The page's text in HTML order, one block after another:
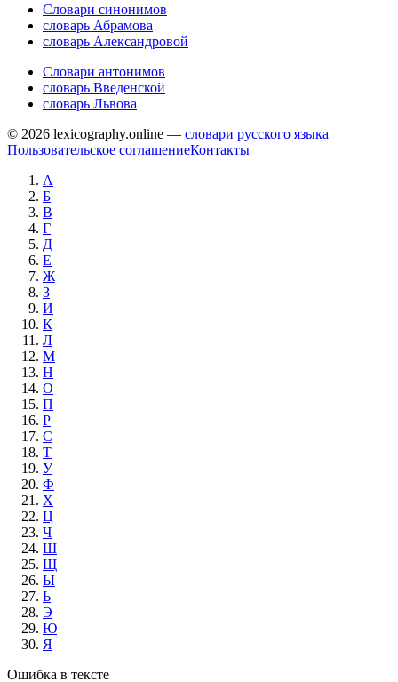
Словари синонимов
словарь Абрамова
словарь Александровой
Словари антонимов
словарь Введенской
словарь Львова
© 2026 lexicography.online — словари русского языка
Пользовательское соглашениеКонтакты
А
Б
В
Г
Д
Е
Ж
З
И
К
Л
М
Н
О
П
Р
С
Т
У
Ф
Х
Ц
Ч
Ш
Щ
Ы
Ь
Э
Ю
Я
Ошибка в тексте